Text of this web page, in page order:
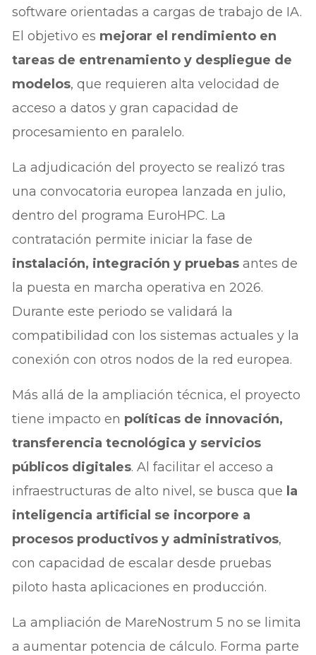
software orientadas a cargas de trabajo de IA.
El objetivo es mejorar el rendimiento en
tareas de entrenamiento y despliegue de
modelos, que requieren alta velocidad de
acceso a datos y gran capacidad de
procesamiento en paralelo.
La adjudicación del proyecto se realizó tras
una convocatoria europea lanzada en julio,
dentro del programa EuroHPC. La
contratación permite iniciar la fase de
instalación, integración y pruebas antes de
la puesta en marcha operativa en 2026.
Durante este periodo se validará la
compatibilidad con los sistemas actuales y la
conexión con otros nodos de la red europea.
Más allá de la ampliación técnica, el proyecto
tiene impacto en políticas de innovación,
transferencia tecnológica y servicios
públicos digitales. Al facilitar el acceso a
infraestructuras de alto nivel, se busca que la
inteligencia artificial se incorpore a
procesos productivos y administrativos,
con capacidad de escalar desde pruebas
piloto hasta aplicaciones en producción.
La ampliación de MareNostrum 5 no se limita
a aumentar potencia de cálculo. Forma parte